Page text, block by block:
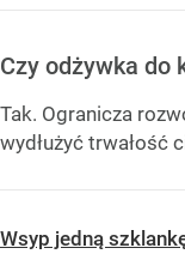
Czy odżywka do
Tak. Ogranicza
wydłużyć trwałość
Wsyp jedną